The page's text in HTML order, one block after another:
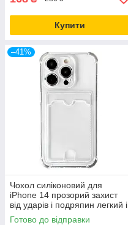
Купити
–41%
Чохол силіконовий для
iPhone 14 прозорий захист
від ударів і подряпин легкий і
тонкий
Готово до відправки